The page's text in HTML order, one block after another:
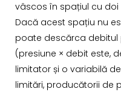
vâscos în spațiul cu
Dacă acest spațiu nu
poate descărca debitul
(presiune × debit este,
limitator și o variabilă
limitări, producătorii de